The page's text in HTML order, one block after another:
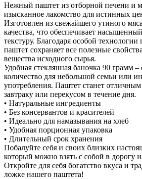
Нежный паштет из отборной печени и
изысканное лакомство для истинных
Изготовлен из свежайшего утиного
качества, что обеспечивает
текстуру. Благодаря особой технологии
паштет сохраняет все полезные
вещества исходного сырья.
Удобная стеклянная баночка 90 грамм
количество для небольшой семьи или
употребления. Паштет станет
завтраку или перекусом в течение дня.
• Натуральные ингредиенты
• Без консервантов и красителей
• Идеально для намазывания на хлеб
• Удобная порционная упаковка
• Длительный срок хранения
Побалуйте себя и своих близких
который можно взять с собой в дорогу
Откройте для себя богатство вкуса и
ложке нашего паштета!